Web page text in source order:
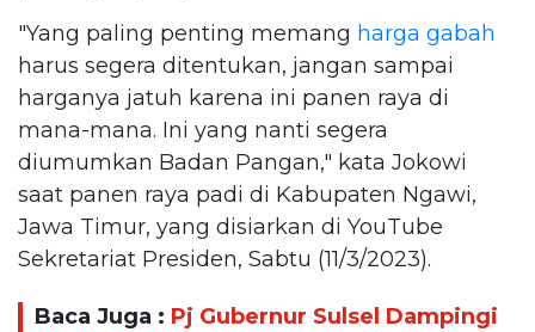
"Yang paling penting memang harga gabah
harus segera ditentukan, jangan sampai
harganya jatuh karena ini panen raya di
mana-mana. Ini yang nanti segera
diumumkan Badan Pangan," kata Jokowi
saat panen raya padi di Kabupaten Ngawi,
Jawa Timur, yang disiarkan di YouTube
Sekretariat Presiden, Sabtu (11/3/2023).
Baca Juga : Pj Gubernur Sulsel Dampingi